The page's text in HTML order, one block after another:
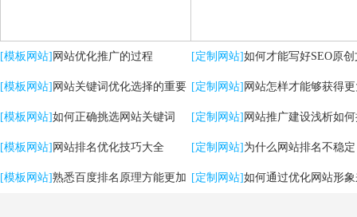
[模板网站] 网站优化推广的过程
[模板网站] 网站关键词优化选择的重要
性
[模板网站]如何正确挑选网站关键词
[模板网站] 网站排名优化技巧大全
[模板网站]熟悉百度排名原理方能更加
[定制网站]如何才能写好SEO原
[定制网站] 网站怎样才能够获得
流量？
[定制网站] 网站推广建设浅析如
用户体验
[定制网站] 为什么网站排名不稳
[定制网站]如何通过优化网站形